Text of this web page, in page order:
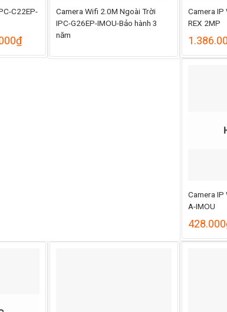
C22EP-
₫Khoảng
từ
Camera Wifi 2.0M Ngoài Trời
IPC-G26EP-IMOU-Bảo hành 3
năm
Camera IP
REX 2MP
Camera IP
A-IMOU
428.000